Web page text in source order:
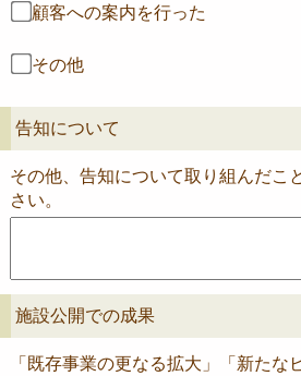
顧客への案内を行った
その他
告知について
その他、告知について取り組んだこ
さい。
施設公開での成果
「既存事業の更なる拡大」「新たな